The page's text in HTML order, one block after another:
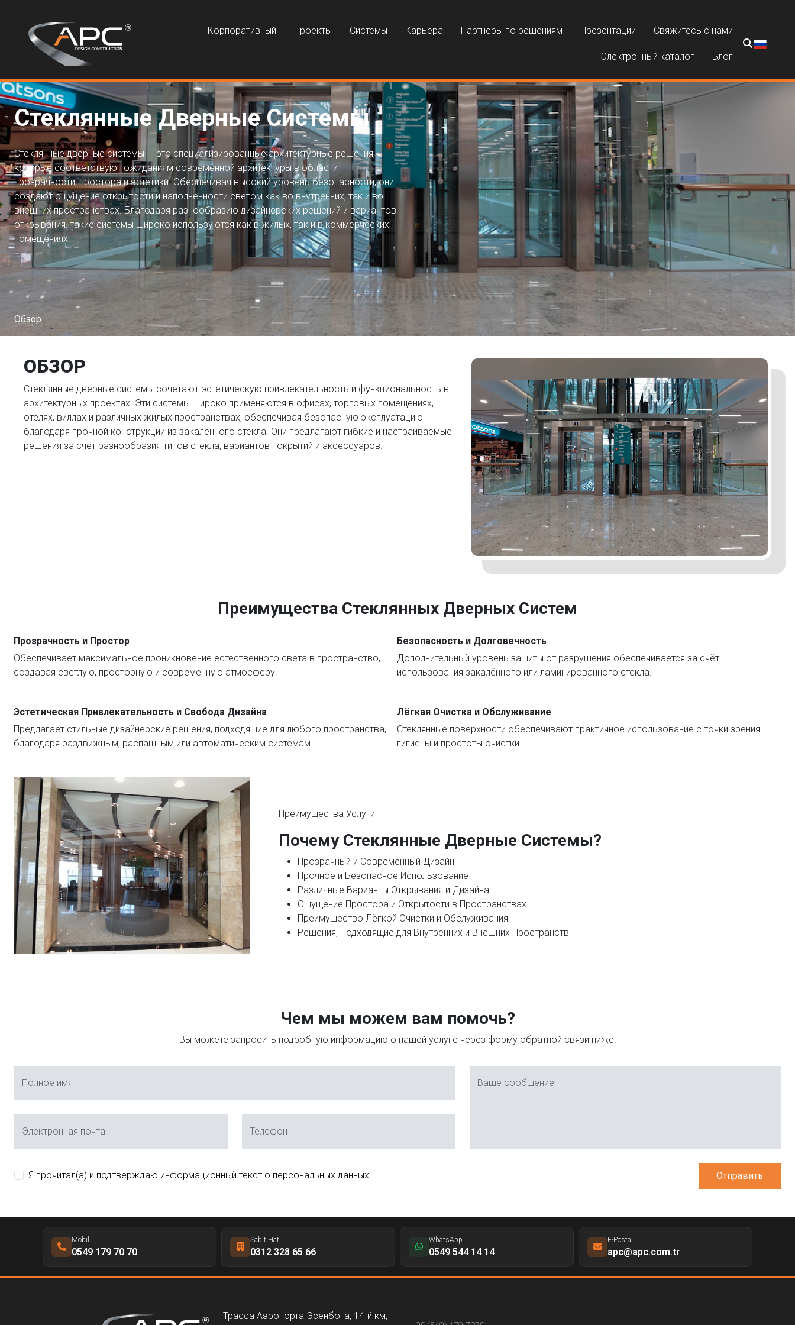
Корпоративный Проекты Системы Карьера Партнёры по решениям Презентации Свяжитесь с нами
Электронный каталог Блог
Стеклянные Дверные Системы
Стеклянные дверные системы — это специализированные архитектурные решения,
которые соответствуют ожиданиям современной архитектуры в области
прозрачности, простора и эстетики. Обеспечивая высокий уровень безопасности, они
создают ощущение открытости и наполненности светом как во внутренних, так и во
внешних пространствах. Благодаря разнообразию дизайнерских решений и вариантов
открывания, такие системы широко используются как в жилых, так и в коммерческих
помещениях.
Обзор
ОБЗОР
Стеклянные дверные системы сочетают эстетическую привлекательность и функциональность в
архитектурных проектах. Эти системы широко применяются в офисах, торговых помещениях,
отелях, виллах и различных жилых пространствах, обеспечивая безопасную эксплуатацию
благодаря прочной конструкции из закалённого стекла. Они предлагают гибкие и настраиваемые
решения за счёт разнообразия типов стекла, вариантов покрытий и аксессуаров.
Преимущества Стеклянных Дверных Систем
Прозрачность и Простор
Обеспечивает максимальное проникновение естественного света в пространство,
создавая светлую, просторную и современную атмосферу.
Безопасность и Долговечность
Дополнительный уровень защиты от разрушения обеспечивается за счёт
использования закалённого или ламинированного стекла.
Эстетическая Привлекательность и Свобода Дизайна
Предлагает стильные дизайнерские решения, подходящие для любого пространства,
благодаря раздвижным, распашным или автоматическим системам.
Лёгкая Очистка и Обслуживание
Стеклянные поверхности обеспечивают практичное использование с точки зрения
гигиены и простоты очистки.
Преимущества Услуги
Почему Стеклянные Дверные Системы?
Прозрачный и Современный Дизайн
Прочное и Безопасное Использование
Различные Варианты Открывания и Дизайна
Ощущение Простора и Открытости в Пространствах
Преимущество Лёгкой Очистки и Обслуживания
Решения, Подходящие для Внутренних и Внешних Пространств
Чем мы можем вам помочь?
Вы можете запросить подробную информацию о нашей услуге через форму обратной связи ниже.
Полное имя
Электронная почта Телефон
Ваше сообщение
Я прочитал(а) и подтверждаю информационный текст о персональных данных. Отправить
Mobil
0549 179 70 70
Sabit Hat
0312 328 65 66
WhatsApp
0549 544 14 14
E-Posta
apc@apc.com.tr
Трасса Аэропорта Эсенбога, 14-й км,